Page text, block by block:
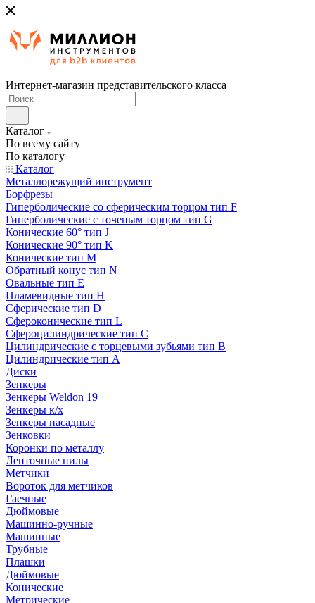
Интернет-магазин представительского класса
Каталог
По всему сайту
По каталогу
Каталог
Металлорежущий инструмент
Борфрезы
Гиперболические cо сферическим торцом тип F
Гиперболические с точеным торцом тип G
Конические 60° тип J
Конические 90° тип K
Конические тип M
Обратный конус тип N
Овальные тип E
Пламевидные тип H
Сферические тип D
Сфероконические тип L
Сфероцилиндрические тип C
Цилиндрические с торцевыми зубьями тип B
Цилиндрические тип А
Диски
Зенкеры
Зенкеры Weldon 19
Зенкеры к/х
Зенкеры насадные
Зенковки
Коронки по металлу
Ленточные пилы
Метчики
Вороток для метчиков
Гаечные
Дюймовые
Машинно-ручные
Машинные
Трубные
Плашки
Дюймовые
Конические
Метрические